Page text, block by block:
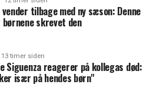
tilbage med ny sæson: Denne
børnene skrevet den
13 timer siden
Siguenza reagerer på kollegas død:
især på hendes børn"